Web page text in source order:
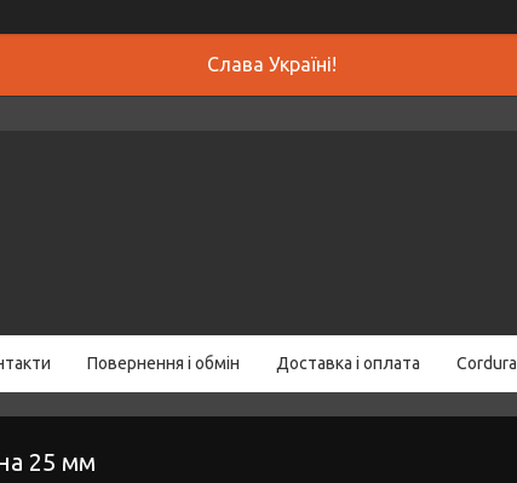
Слава Україні!
Повернення і обмін Доставка і оплата Cordura
25 мм